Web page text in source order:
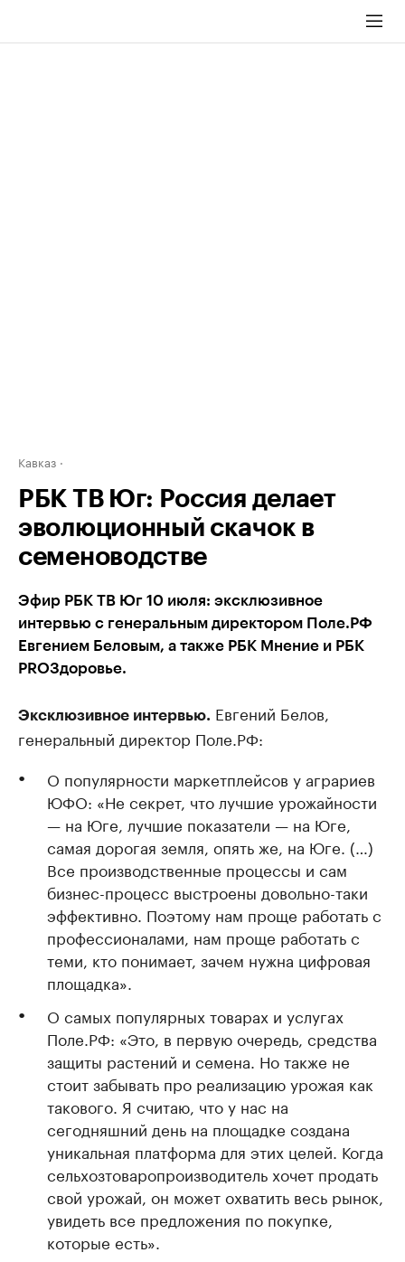
Кавказ
РБК ТВ Юг: Россия делает
эволюционный скачок в
семеноводстве
Эфир РБК ТВ Юг 10 июля: эксклюзивное
интервью с генеральным директором Поле.РФ
Евгением Беловым, а также РБК Мнение и РБК
PROЗдоровье.
Эксклюзивное интервью. Евгений Белов,
генеральный директор Поле.РФ:
О популярности маркетплейсов у аграриев
ЮФО: «Не секрет, что лучшие урожайности
— на Юге, лучшие показатели — на Юге,
самая дорогая земля, опять же, на Юге. (…)
Все производственные процессы и сам
бизнес-процесс выстроены довольно-таки
эффективно. Поэтому нам проще работать с
профессионалами, нам проще работать с
теми, кто понимает, зачем нужна цифровая
площадка».
О самых популярных товарах и услугах
Поле.РФ: «Это, в первую очередь, средства
защиты растений и семена. Но также не
стоит забывать про реализацию урожая как
такового. Я считаю, что у нас на
сегодняшний день на площадке создана
уникальная платформа для этих целей. Когда
сельхозтоваропроизводитель хочет продать
свой урожай, он может охватить весь рынок,
увидеть все предложения по покупке,
которые есть».